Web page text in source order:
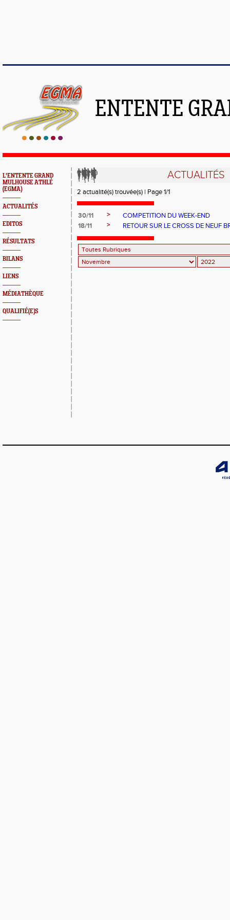
ENTENTE
L'ENTENTE GRAND
MULHOUSE ATHLÉ
(EGMA)
ACTUALITÉS
EDITOS
RÉSULTATS
BILANS
LIENS
MÉDIATHÈQUE
QUALIFIÉ(E)S
ACTUALITÉS
2 actualité(s) trouvée(s) | Page 1/1
30/11 >
COMPETITION DU WEEK-END
18/11
> RETOUR SUR LE CROSS DE NEUF